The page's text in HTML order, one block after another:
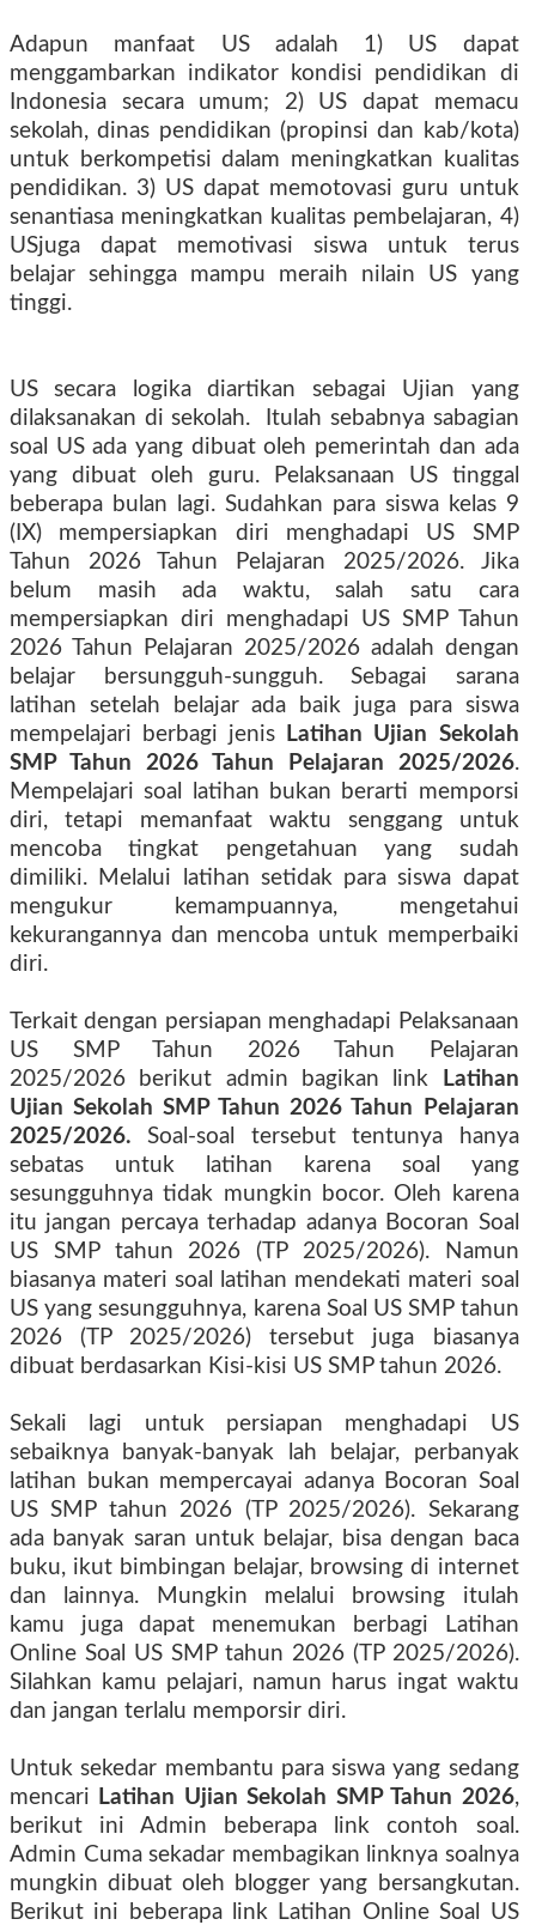
Adapun manfaat US adalah 1) US dapat
menggambarkan indikator kondisi pendidikan di
Indonesia secara umum; 2) US dapat memacu
sekolah, dinas pendidikan (propinsi dan kab/kota)
untuk berkompetisi dalam meningkatkan kualitas
pendidikan. 3) US dapat memotovasi guru untuk
senantiasa meningkatkan kualitas pembelajaran, 4)
USjuga dapat memotivasi siswa untuk terus
belajar sehingga mampu meraih nilain US yang
tinggi.
US secara logika diartikan sebagai Ujian yang
dilaksanakan di sekolah. Itulah sebabnya sabagian
soal US ada yang dibuat oleh pemerintah dan ada
yang dibuat oleh guru.
Pelaksanaan US tinggal
beberapa bulan lagi. Sudahkan para siswa kelas 9
(IX) mempersiapkan diri menghadapi US SMP
Tahun 2026 Tahun Pelajaran 2025/2026. Jika
belum masih ada waktu,salah satu cara
mempersiapkan diri menghadapi US SMP Tahun
2026 Tahun Pelajaran 2025/2026 adalah dengan
belajar bersungguh-sungguh. Sebagai sarana
latihan setelah belajar ada baik juga para siswa
mempelajari berbagi jenis
Latihan Ujian Sekolah
SMP Tahun 2026 Tahun Pelajaran 2025/2026.
Mempelajari soal latihan bukan berarti memporsi
diri, tetapi memanfaat waktu senggang untuk
mencoba tingkat pengetahuan yang sudah
dimiliki. Melalui latihan setidak para siswa dapat
mengukur kemampuannya, mengetahui
kekurangannya dan mencoba untuk memperbaiki
diri.
Terkait dengan persiapan menghadapi Pelaksanaan
US SMP Tahun 2026 Tahun Pelajaran
2025/2026
berikut admin bagikan link
Latihan
Ujian Sekolah SMP Tahun 2026 Tahun Pelajaran
2025/2026.Soal-soal tersebut tentunya hanya
sebatas untuk latihan karena soal yang
sesungguhnya tidak mungkin bocor. Oleh karena
itu jangan percaya terhadap adanya Bocoran Soal
US SMP tahun 2026 (TP 2025/2026). Namun
biasanya materi soal latihan mendekati materi soal
US yang sesungguhnya, karena Soal US SMP tahun
2026 (TP 2025/2026) tersebut juga biasanya
dibuat berdasarkan Kisi-kisi US SMP tahun 2026.
Sekali lagi untuk persiapan menghadapi US
sebaiknya banyak-banyak lah belajar, perbanyak
latihan bukan mempercayai adanya Bocoran Soal
US SMP tahun 2026 (TP 2025/2026). Sekarang
ada banyak saran untuk belajar, bisa dengan baca
buku, ikut bimbingan belajar, browsing di internet
dan lainnya. Mungkin melalui browsing itulah
kamu juga dapat menemukan berbagi
Latihan
Online Soal US SMP tahun 2026 (TP 2025/2026).
Silahkan kamu pelajari, namun harus ingat waktu
dan jangan terlalu memporsir diri.
Untuk sekedar membantu para siswa yang sedang
mencari
Latihan Ujian Sekolah SMP Tahun 2026,
berikut ini Admin beberapa link contoh soal.
Admin Cuma sekadar membagikan linknya soalnya
mungkin dibuat oleh blogger yang bersangkutan.
Berikut ini beberapa link Latihan Online Soal US